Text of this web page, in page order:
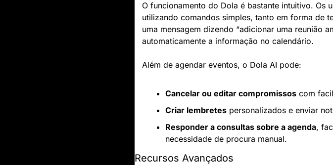
O funcionamento do Dola é bastante intuitivo. Os
utilizando comandos simples, tanto em forma de
uma mensagem dizendo “adicionar uma reunião
automaticamente a informação no calendário.
Além de agendar eventos, o Dola AI pode:
Cancelar ou editar compromissos com
Criar lembretes personalizados e enviar
Responder a consultas sobre a agenda,
necessidade de procura manual.
Recursos Avançados